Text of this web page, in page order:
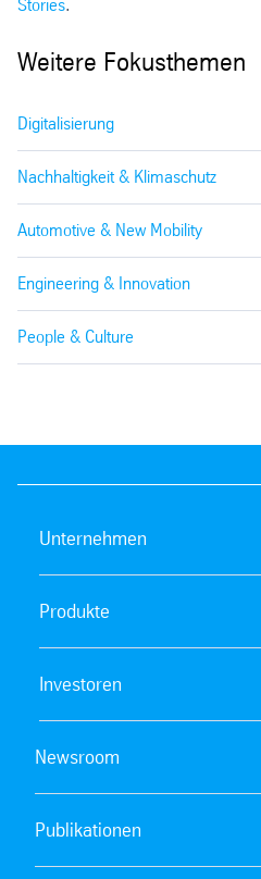
Stories.
Weitere Fokusthemen
Digitalisierung
Nachhaltigkeit & Klimaschutz
Automotive & New Mobility
Engineering & Innovation
People & Culture
Unternehmen
Produkte
Investoren
Newsroom
Publikationen